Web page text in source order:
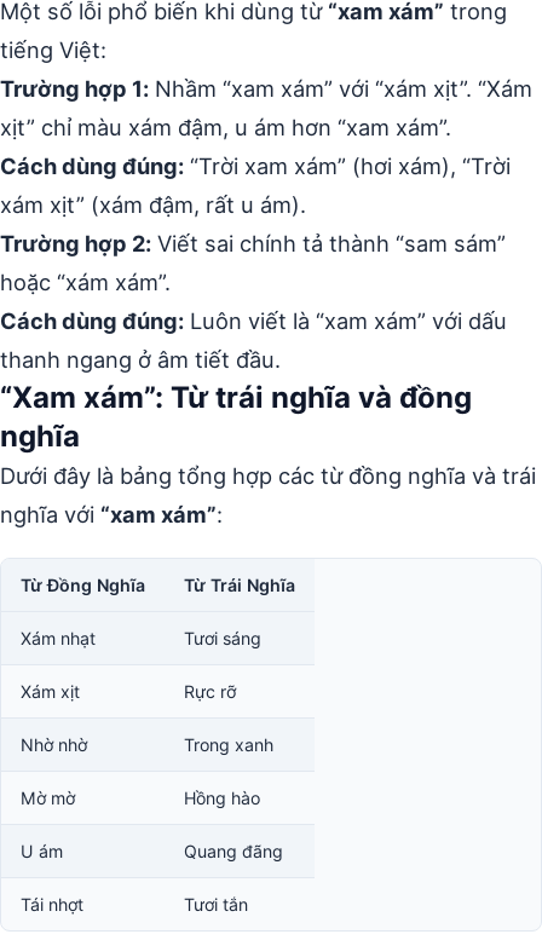
Một số lỗi phổ biến khi dùng từ “xam xám” trong
tiếng Việt:
Trường hợp 1: Nhầm “xam xám” với “xám xịt”. “Xám
xịt” chỉ màu xám đậm, u ám hơn “xam xám”.
Cách dùng đúng: “Trời xam xám” (hơi xám), “Trời
xám xịt” (xám đậm, rất u ám).
Trường hợp 2: Viết sai chính tả thành “sam sám”
hoặc “xám xám”.
Cách dùng đúng: Luôn viết là “xam xám” với dấu
thanh ngang ở âm tiết đầu.
“Xam xám”: Từ trái nghĩa và đồng
nghĩa
Dưới đây là bảng tổng hợp các từ đồng nghĩa và trái
nghĩa với “xam xám”:
Từ Đồng Nghĩa Từ Trái Nghĩa
Xám nhạt Tươi sáng
Xám xịt Rực rỡ
Nhờ nhờ Trong xanh
Mờ mờ Hồng hào
U ám Quang đãng
Tái nhợt Tươi tắn